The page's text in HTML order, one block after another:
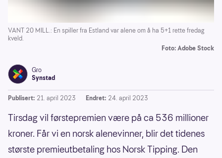
VANT 20 MILL.: En spiller fra Estland var alene om å ha 5+1 rette fredag
kveld.
Foto: Adobe Stock
Gro
Synstad
Publisert: 21. april 2023 Endret: 24. april 2023
Tirsdag vil førstepremien være på ca 536 millioner
kroner. Får vi en norsk alenevinner, blir det tidenes
største premieutbetaling hos Norsk Tipping. Den